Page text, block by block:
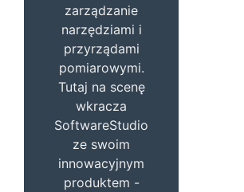
zarządzanie
narzędziami i
przyrządami
pomiarowymi.
Tutaj na scenę
wkracza
SoftwareStudio
ze swoim
innowacyjnym
produktem -